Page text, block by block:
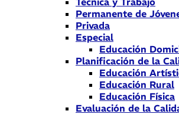
Permanente de
Privada
Especial
Educación
Planificación de la
Educación
Educación Rural
Educación Física
Evaluación de la